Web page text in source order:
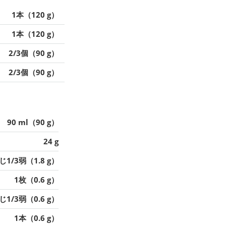
1本（120 g）
1本（120 g）
2/3個（90 g）
2/3個（90 g）
90 ml（90 g）
24 g
1/3弱（1.8 g）
1枚（0.6 g）
1/3弱（0.6 g）
1本（0.6 g）